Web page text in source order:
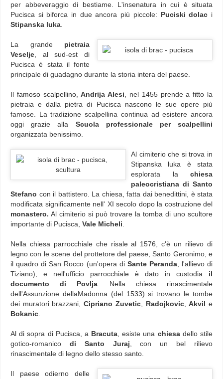
per abbeveraggio di bestiame. L'insenatura in cui è situata
Pucisca si biforca in due ancora più piccole: Puciski dolac i
Stipanska luka
La grande pietraia
Veselje , al sud-est di
Pucisca è stata il fonte
principale di guadagno durante la storia intera del paese.
Il famoso scalpellino,Andrija Alesi , nel 1455 prende a fitto la
pietraia e dalla pietra di Pucisca nascono le sue opere più
famose. La tradizione scalpellina continua ad esistere ancora
oggi grazie alla Scuola professionale per scalpellini
organizzata benissimo.
Al cimiterio che si trova in
Stipanska luka è stata
esplorata la chiesa
paleocristiana di Santo
Stefano con il battistero. La chiesa, fatta dai benedittini, è stata
modificata significamente nell' XI secolo dopo la costruzione del
monastero. Al cimiterio si può trovare la tomba di uno scultore
importante di Pucisca, Vale Micheli
Nella chiesa parrocchiale che risale al 1576, c'è un rilievo di
legno con le scene del prottetore del paese, Santo Geronimo, e
il quadro di San Rocco (un'opera di Sante Peranda, l'allievo di
Tiziano), e nell'ufficio parrocchiale è dato in custodia il
documento di Povlja. Nella chiesa rinascimentale
dell'Assunzione dellaMadonna (del 1533) si trovano le tombe
dei muratori brazzani,Cipriano Zuvetic, Radojkovic,Akvile
Bokanic
Al di sopra di Pucisca, a Bracuta , esiste una chiesadello stile
gotico-romanico di Santo Juraj , con un bel rilievo
rinascimentale di legno dello stesso santo.
Il paese odierno delle